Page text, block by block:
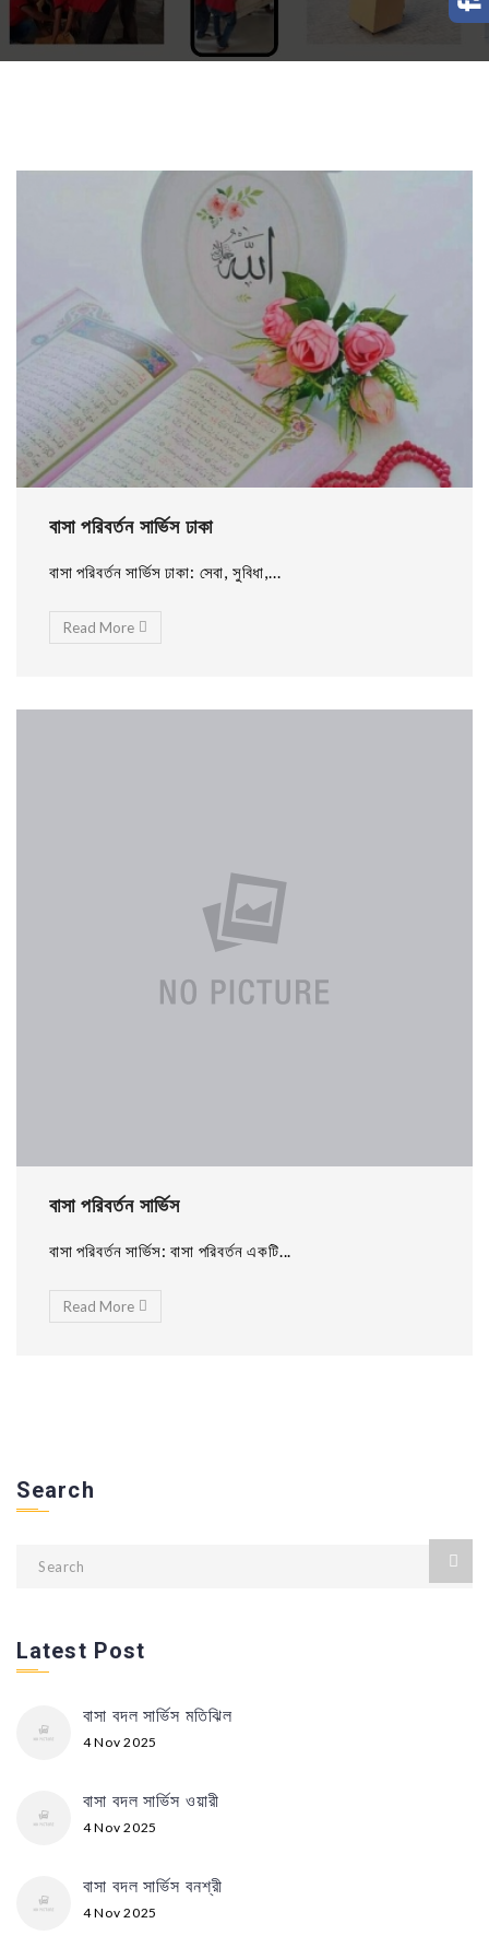
বাসা পরিবর্তন সার্ভিস ঢাকা
বাসা পরিবর্তন সার্ভিস ঢাকা: সেবা, সুবিধা,...
Read More
বাসা পরিবর্তন সার্ভিস
বাসা পরিবর্তন সার্ভিস: বাসা পরিবর্তন একটি...
Read More
Search
Latest Post
বাসা বদল সার্ভিস মতিঝিল
4 Nov 2025
বাসা বদল সার্ভিস ওয়ারী
4 Nov 2025
বাসা বদল সার্ভিস বনশ্রী
4 Nov 2025